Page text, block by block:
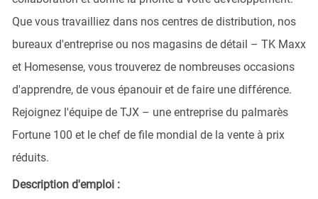
Que vous travailliez dans nos centres de distribution, nos
bureaux d'entreprise ou nos magasins de détail – TK Maxx
et Homesense, vous trouverez de nombreuses occasions
d'apprendre, de vous épanouir et de faire une différence.
Rejoignez l'équipe de TJX – une entreprise du palmarès
Fortune 100 et le chef de file mondial de la vente à prix
réduits.
Description d'emploi :